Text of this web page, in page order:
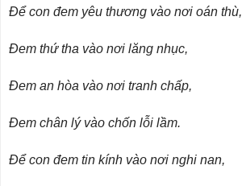
Để con đem yêu thương vào nơi oán thù,
Đem thứ tha vào nơi lăng nhục,
Đem an hòa vào nơi tranh chấp,
Đem chân lý vào chốn lỗi lầm.
Để con đem tin kính vào nơi nghi nan,